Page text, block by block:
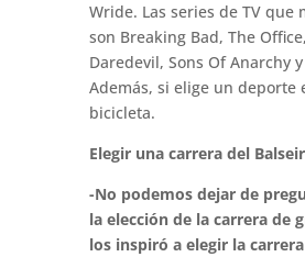
Wride. Las series de TV que
son Breaking Bad, The
Daredevil, Sons Of Anarchy
Además, si elige un deporte
bicicleta.
Elegir una carrera del
-No podemos dejar de
la elección de la carrera de
los inspiró a elegir la